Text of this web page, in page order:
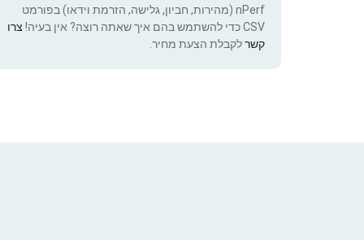
nPerf (מהירות, חביון, גלישה, הזרמת וידאו) בפורמט
CSV כדי להשתמש בהם איך שאתה רוצה? אין בעיה!
צרו
קשרלקבלת הצעת מחיר.